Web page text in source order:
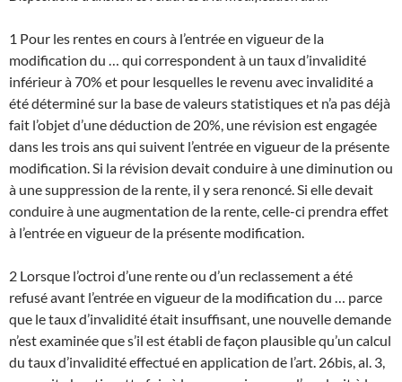
1 Pour les rentes en cours à l’entrée en vigueur de la
modification du … qui correspondent à un taux d’invalidité
inférieur à 70% et pour lesquelles le revenu avec invalidité a
été déterminé sur la base de valeurs statistiques et n’a pas déjà
fait l’objet d’une déduction de 20%, une révision est engagée
dans les trois ans qui suivent l’entrée en vigueur de la présente
modification. Si la révision devait conduire à une diminution ou
à une suppression de la rente, il y sera renoncé. Si elle devait
conduire à une augmentation de la rente, celle-ci prendra effet
à l’entrée en vigueur de la présente modification.
2 Lorsque l’octroi d’une rente ou d’un reclassement a été
refusé avant l’entrée en vigueur de la modification du … parce
que le taux d’invalidité était insuffisant, une nouvelle demande
n’est examinée que s’il est établi de façon plausible qu’un calcul
du taux d’invalidité effectué en application de l’art. 26bis, al. 3,